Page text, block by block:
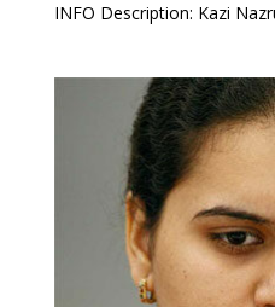
INFO Description: Kazi